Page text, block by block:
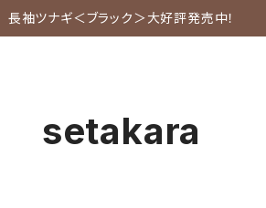
長袖ツナギ＜ブラック＞大好評発売中！
setakara